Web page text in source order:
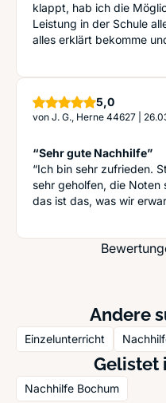
klappt, hab ich die
Leistung in der Schule
alles erklärt bekomme
5,0Sterne
von J. G., Herne 44627
“Sehr gute Nachhilfe”
“Ich bin sehr zufrieden.
sehr geholfen, die
das ist das, was wir
Andere
Einzelunterricht
Gelistet
Nachhilfe Bochum